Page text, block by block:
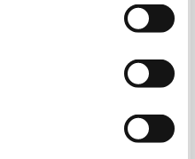
Radu Manolescu - Istoria medie